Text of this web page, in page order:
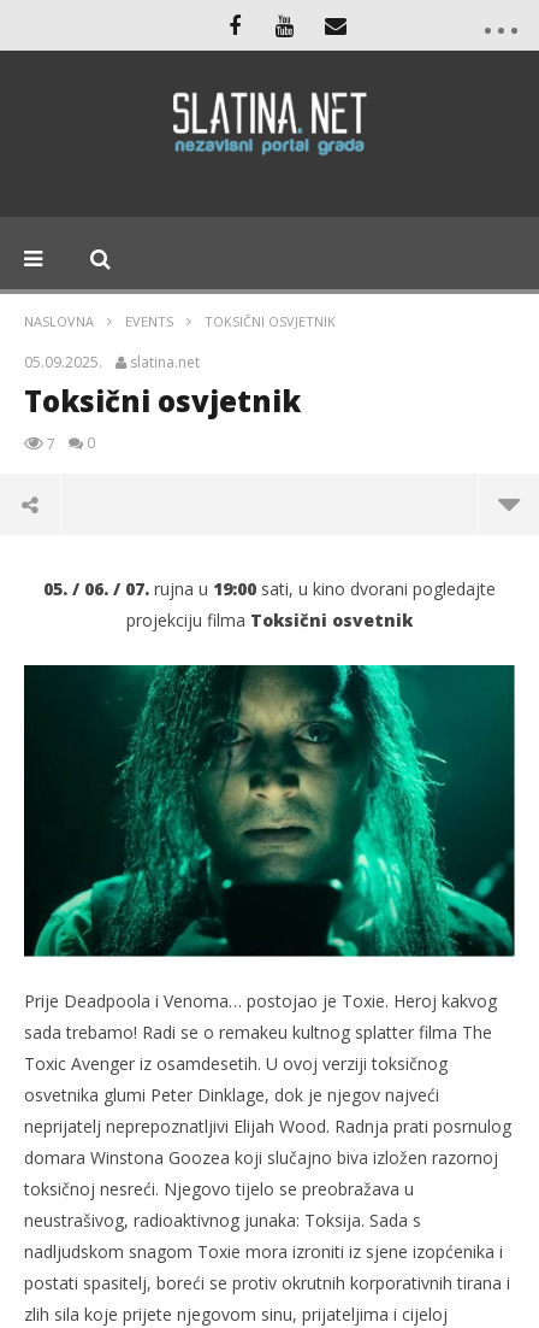
NASLOVNA EVENTS TOKSIČNI OSVJETNIK
05.09.2025. slatina.net
Toksični osvjetnik
7 0
TRENUTNO OTVORENO
Toksični osvjetnik
05.09.2025.
05. / 06. / 07. rujna u 19:00 sati, u kino dvorani pogledajte
projekciju filma Toksični osvetnik
Prije Deadpoola i Venoma… postojao je Toxie. Heroj kakvog
sada trebamo! Radi se o remakeu kultnog splatter filma The
Toxic Avenger iz osamdesetih. U ovoj verziji toksičnog
osvetnika glumi Peter Dinklage, dok je njegov najveći
neprijatelj neprepoznatljivi Elijah Wood. Radnja prati posrnulog
domara Winstona Goozea koji slučajno biva izložen razornoj
toksičnoj nesreći. Njegovo tijelo se preobražava u
neustrašivog, radioaktivnog junaka: Toksija. Sada s
nadljudskom snagom Toxie mora izroniti iz sjene izopćenika i
postati spasitelj, boreći se protiv okrutnih korporativnih tirana i
zlih sila koje prijete njegovom sinu, prijateljima i cijeloj